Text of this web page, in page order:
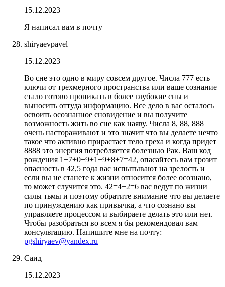
15.12.2023
Я написал вам в почту
shiryaevpavel
15.12.2023
Во сне это одно в миру совсем другое. Числа 777 есть
ключи от трехмерного пространства или ваше сознание
стало готово проникать в более глубокие сны и
выносить оттуда информацию. Все дело в вас осталось
освоить осознанное сновидение и вы получите
возможность жить во сне как наяву. Числа 8, 88, 888
очень настораживают и это значит что вы делаете нечто
такое что активно прирастает тело греха и когда придет
8888 это энергия потребляется болезнью Рак. Ваш код
рождения 1+7+0+9+1+9+8+7=42, опасайтесь вам грозит
опасность в 42,5 года вас испытывают на зрелость и
если вы не станете к жизни относится более осознано,
то может случится это. 42=4+2=6 вас ведут по жизни
силы тьмы и поэтому обратите внимание что вы делаете
по принуждению как привычка, а что сознано вы
управляете процессом и выбираете делать это или нет.
Чтобы разобраться во всем я бы рекомендовал вам
консультацию. Напишите мне на почту:
pgshiryaev@yandex.ru
Саид
15.12.2023